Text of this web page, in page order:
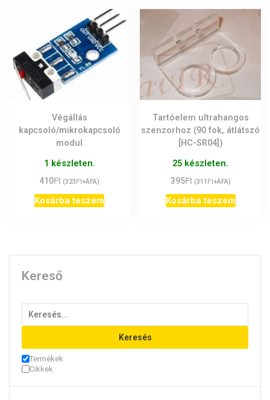
Végállás
kapcsoló/mikrokapcsoló
modul
1 készleten.
410Ft (323Ft+ÁFA)
Kosárba teszem
Tartóelem ultrahangos
szenzorhoz (90 fok, átlátszó
[HC-SR04])
25 készleten.
395Ft (311 Ft+ÁFA)
Kosárba teszem
Kereső
Keresés
Termékek
Cikkek